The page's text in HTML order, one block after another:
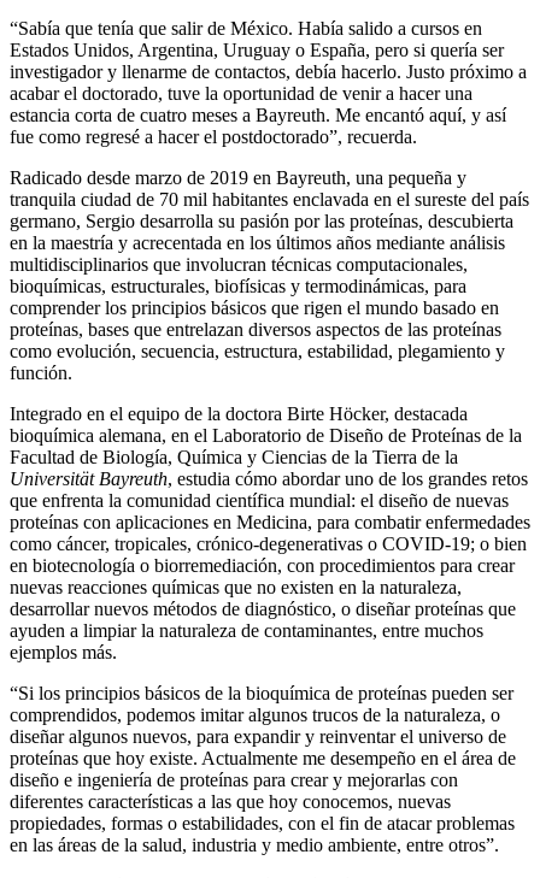
“Sabía que tenía que salir de México. Había salido a cursos en
Estados Unidos, Argentina, Uruguay o España, pero si quería ser
investigador y llenarme de contactos, debía hacerlo. Justo próximo a
acabar el doctorado, tuve la oportunidad de venir a hacer una
estancia corta de cuatro meses a Bayreuth. Me encantó aquí, y así
fue como regresé a hacer el postdoctorado”, recuerda.
Radicado desde marzo de 2019 en Bayreuth, una pequeña y
tranquila ciudad de 70 mil habitantes enclavada en el sureste del país
germano, Sergio desarrolla su pasión por las proteínas, descubierta
en la maestría y acrecentada en los últimos años mediante análisis
multidisciplinarios que involucran técnicas computacionales,
bioquímicas, estructurales, biofísicas y termodinámicas, para
comprender los principios básicos que rigen el mundo basado en
proteínas, bases que entrelazan diversos aspectos de las proteínas
como evolución, secuencia, estructura, estabilidad, plegamiento y
función.
Integrado en el equipo de la doctora Birte Höcker, destacada
bioquímica alemana, en el Laboratorio de Diseño de Proteínas de la
Facultad de Biología, Química y Ciencias de la Tierra de la
Universität Bayreuth, estudia cómo abordar uno de los grandes retos
que enfrenta la comunidad científica mundial: el diseño de nuevas
proteínas con aplicaciones en Medicina, para combatir enfermedades
como cáncer, tropicales, crónico-degenerativas o COVID-19; o bien
en biotecnología o biorremediación, con procedimientos para crear
nuevas reacciones químicas que no existen en la naturaleza,
desarrollar nuevos métodos de diagnóstico, o diseñar proteínas que
ayuden a limpiar la naturaleza de contaminantes, entre muchos
ejemplos más.
“Si los principios básicos de la bioquímica de proteínas pueden ser
comprendidos, podemos imitar algunos trucos de la naturaleza, o
diseñar algunos nuevos, para expandir y reinventar el universo de
proteínas que hoy existe. Actualmente me desempeño en el área de
diseño e ingeniería de proteínas para crear y mejorarlas con
diferentes características a las que hoy conocemos, nuevas
propiedades, formas o estabilidades, con el fin de atacar problemas
en las áreas de la salud, industria y medio ambiente, entre otros”.